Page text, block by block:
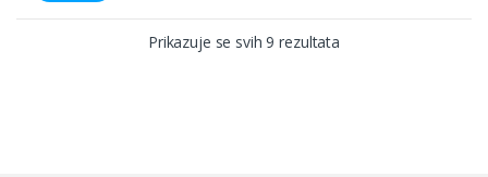
Prikazuje se svih 9 rezultata